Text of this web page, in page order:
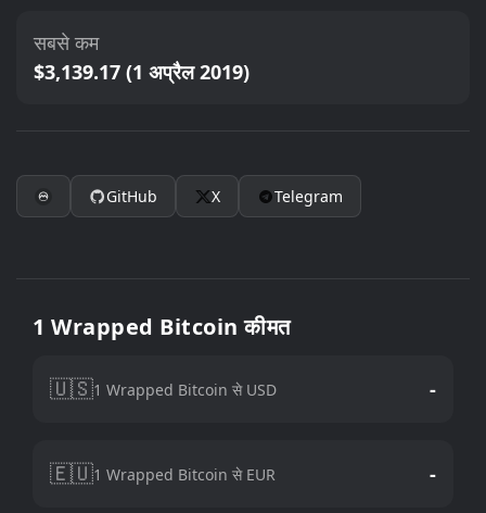
सबसे कम
$3,139.17 (1 अप्रैल 2019)
GitHub X Telegram
1 Wrapped Bitcoin कीमत
🇺🇸1 Wrapped Bitcoin से USD -
🇪🇺1 Wrapped Bitcoin से EUR -